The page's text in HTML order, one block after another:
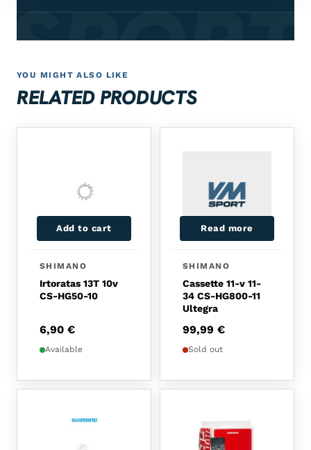
YOU MIGHT ALSO LIKE
RELATED PRODUCTS
Add to cart
SHIMANO
Irtoratas 13T 10v
CS-HG50-10
6,90 €
Available
Read more
SHIMANO
Cassette 11-v 11-
34 CS-HG800-11
Ultegra
99,99 €
Sold out